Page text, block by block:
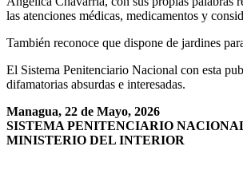
las atenciones médicas, medicamentos y
También reconoce que dispone de jardines
El Sistema Penitenciario Nacional con esta
difamatorias absurdas e interesadas.
Managua, 22 de Mayo, 2026
SISTEMA PENITENCIARIO
MINISTERIO DEL INTERIOR